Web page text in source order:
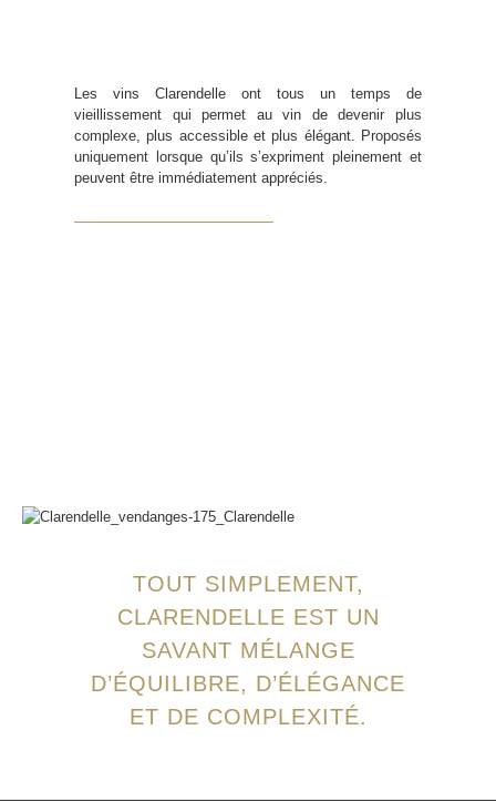
Les vins Clarendelle ont tous un temps de
vieillissement qui permet au vin de devenir plus
complexe, plus accessible et plus élégant. Proposés
uniquement lorsque qu’ils s’expriment pleinement et
peuvent être immédiatement appréciés.
TOUT SIMPLEMENT,
CLARENDELLE EST UN
SAVANT MÉLANGE
D’ÉQUILIBRE, D’ÉLÉGANCE
ET DE COMPLEXITÉ.